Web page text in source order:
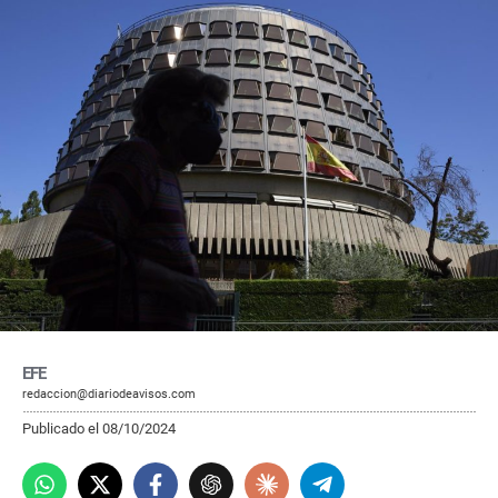
EFE
redaccion@diariodeavisos.com
Publicado el 08/10/2024